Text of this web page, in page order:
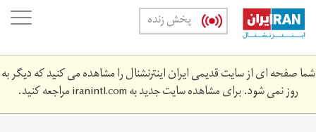
Skip
main
content
پخش زنده
شما صفحه ای از سایت قدیمی ایران اینترنشنال را مشاهده می کنید که دیگر به
روز نمی شود. برای مشاهده سایت جدید بهiranintl.comمراجعه کنید.